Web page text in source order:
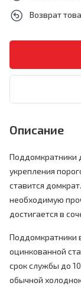
Возврат
Описание
Поддомкратники
укрепления
ставится
необходимую
достигается в
Поддомкратники
оцинкованной
срок службы до
обычной